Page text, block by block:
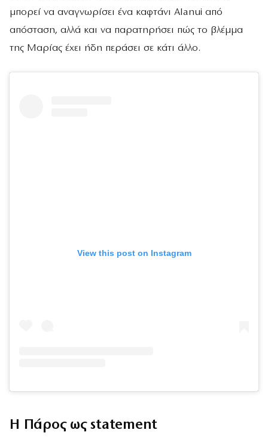
μπορεί να αναγνωρίσει ένα καφτάνι Alanui από
απόσταση, αλλά και να παρατηρήσει πώς το βλέμμα
της Μαρίας έχει ήδη περάσει σε κάτι άλλο.
View this post on Instagram
Η Πάρος ως statement